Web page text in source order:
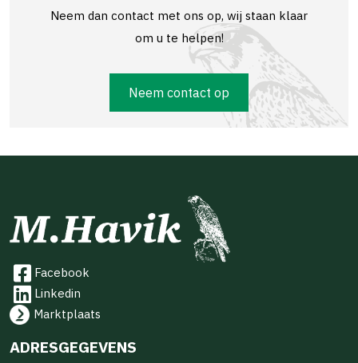
Neem dan contact met ons op, wij staan klaar
om u te helpen!
Neem contact op
Facebook
Linkedin
Marktplaats
ADRESGEGEVENS